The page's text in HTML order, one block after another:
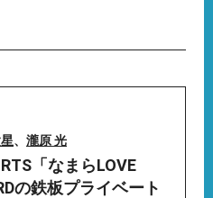
、 瀧原 光
「なまらLOVE
の鉄板プライベート